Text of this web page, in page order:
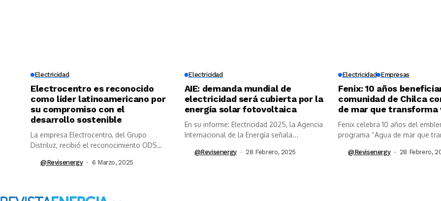
Electricidad
Electrocentro es reconocido
como líder latinoamericano por
su compromiso con el
desarrollo sostenible
La empresa Electrocentro, del Grupo
Distriluz, recibió el reconocimiento ODS
@revisenergy 6 Marzo, 2025
Electricidad
AIE: demanda mundial de
electricidad será cubierta por la
energía solar fotovoltaica
En su informe: Electricidad 2025, la Agencia
Internacional de la Energía señala...
@revisenergy 28 Febrero, 2025
Electricidad Empresas
Fenix: 10 años
comunidad de Chilca
de mar que transforma
Fenix celebra 10 años del
programa “Agua de mar que
@revisenergy 28 Febrero,